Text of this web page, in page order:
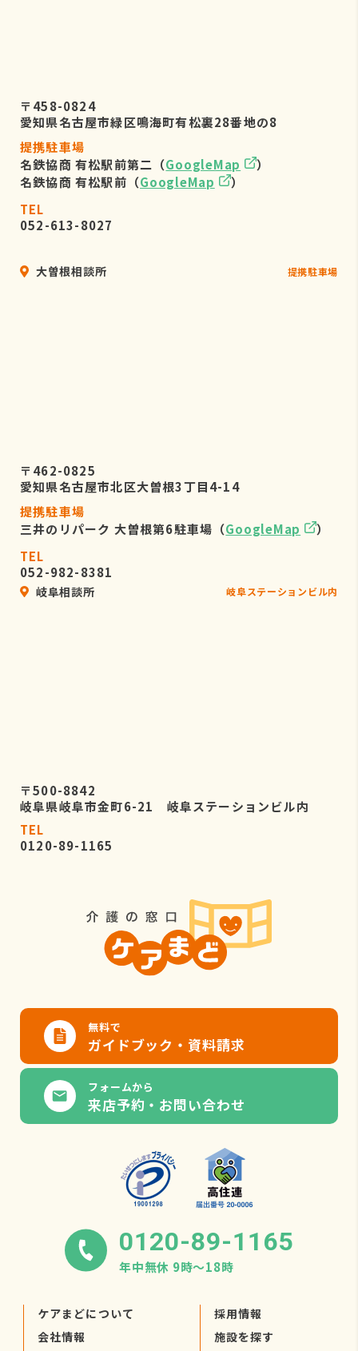
お客様がご自身の個人情報を弊社に提
供されるか否かは、お客様のご判断に
よりますが、もしご提供されない場合
には、適切なサービスが提供できない
場合がありますので予めご了承くださ
〒458-0824
愛知県名古屋市緑区鳴海町有松裏28番地の8
提携駐車場
名鉄協商 有松駅前第二（GoogleMap
）
名鉄協商 有松駅前（GoogleMap
）
TEL
052-613-8027
大曽根相談所 提携駐車場
〒462-0825
愛知県名古屋市北区大曽根3丁目4-14
提携駐車場
三井のリパーク 大曽根第6駐車場（GoogleMap
）
TEL
052-982-8381
岐阜相談所 岐阜ステーションビル内
〒500-8842
岐阜県岐阜市金町6-21 岐阜ステーションビル内
TEL
0120-89-1165
無料で
ガイドブック・資料請求
フォームから
来店予約・お問い合わせ
0120-89-1165
年中無休 9時〜18時
ケアまどについて
会社情報
採用情報
施設を探す